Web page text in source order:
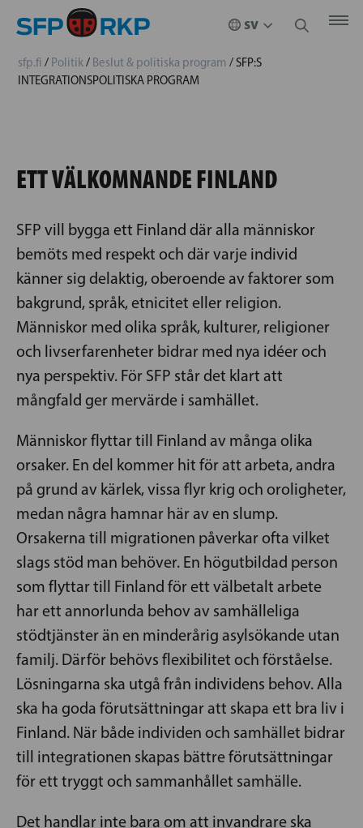
sfp.fi / Politik/ Beslut & politiska program / SFP:S
INTEGRATIONSPOLITISKA PROGRAM
ETT VÄLKOMNANDE FINLAND
SFP vill bygga ett Finland där alla människor
bemöts med respekt och där varje individ
känner sig delaktig, oberoende av faktorer som
bakgrund, språk, etnicitet eller religion.
Människor med olika språk, kulturer, religioner
och livserfarenheter bidrar med nya idéer och
nya perspektiv. För SFP står det klart att
mångfald ger mervärde i samhället.
Människor flyttar till Finland av många olika
orsaker. En del kommer hit för att arbeta, andra
på grund av kärlek, vissa flyr krig och oroligheter,
medan några hamnar här av en slump.
Orsakerna till migrationen påverkar ofta vilket
slags stöd man behöver. En högutbildad person
som flyttar till Finland för ett välbetalt arbete
har ett annorlunda behov av samhälleliga
stödtjänster än en minderårig asylsökande utan
familj. Därför behövs flexibilitet och förståelse.
Lösningarna ska utgå från individens behov. Alla
ska ha goda förutsättningar att skapa ett bra liv i
Finland. När både individen och samhället bidrar
till integrationen skapas bättre förutsättningar
för ett tryggt och sammanhållet samhälle.
Det handlar inte bara om att invandrare ska